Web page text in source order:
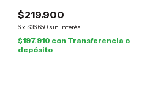
$219.900
6x $36.650 sin interés
$197.910 con Transferencia o
depósito